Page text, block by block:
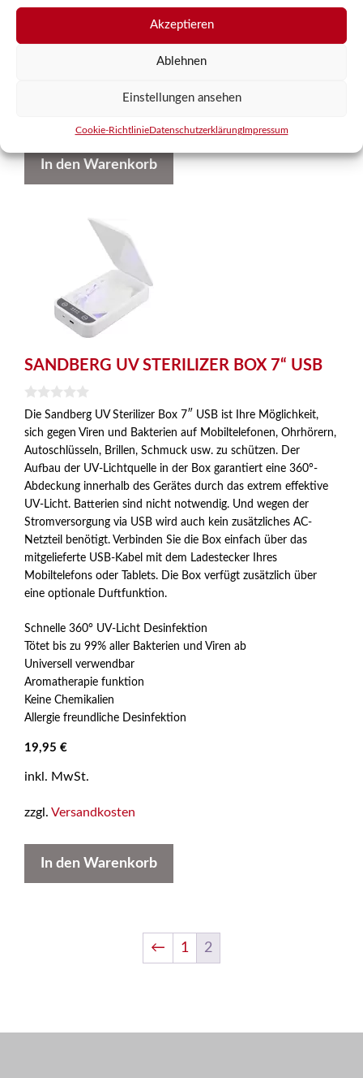
Akzeptieren
Ablehnen
Einstellungen ansehen
Cookie-RichtlinieDatenschutzerklärungImpressum
In den Warenkorb
SANDBERG UV STERILIZER BOX 7“ USB
0
v
o
n
Die Sandberg UV Sterilizer Box 7″ USB ist Ihre Möglichkeit,
sich gegen Viren und Bakterien auf Mobiltelefonen, Ohrhörern,
Autoschlüsseln, Brillen, Schmuck usw. zu schützen. Der
Aufbau der UV-Lichtquelle in der Box garantiert eine 360°-
Abdeckung innerhalb des Gerätes durch das extrem effektive
UV-Licht. Batterien sind nicht notwendig. Und wegen der
Stromversorgung via USB wird auch kein zusätzliches AC-
Netzteil benötigt. Verbinden Sie die Box einfach über das
mitgelieferte USB-Kabel mit dem Ladestecker Ihres
Mobiltelefons oder Tablets. Die Box verfügt zusätzlich über
eine optionale Duftfunktion.
Schnelle 360° UV-Licht Desinfektion
Tötet bis zu 99% aller Bakterien und Viren ab
Universell verwendbar
Aromatherapie funktion
Keine Chemikalien
Allergie freundliche Desinfektion
19,95 €
inkl. MwSt.
zzgl. Versandkosten
In den Warenkorb
← 1 2